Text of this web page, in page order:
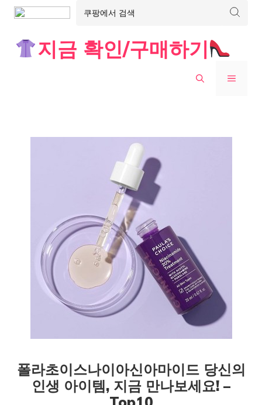
지금 확인/구매하기
MENU
폴라초이스나이아신아마이드 당신의
인생 아이템, 지금 만나보세요! –